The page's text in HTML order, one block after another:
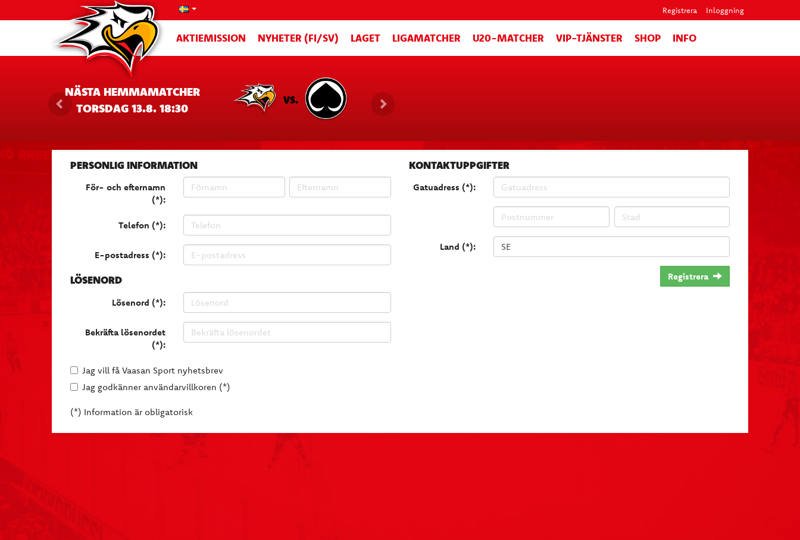
Registrera Inloggning
AKTIEMISSION NYHETER (FI/SV) LAGET LIGAMATCHER U20-MATCHER VIP-TJÄNSTER SHOP INFO
NÄSTA HEMMAMATCHER
TORSDAG 13.8. 18:30
VS.
PERSONLIG INFORMATION
För- och efternamn
(*):
Telefon (*):
E-postadress (*):
LÖSENORD
Lösenord (*):
Bekräfta lösenordet
(*):
KONTAKTUPPGIFTER
Gatuadress (*):
Land (*):
Registrera
Jag vill få Vaasan Sport nyhetsbrev
Jag godkänner användarvillkoren (*)
(*) Information är obligatorisk